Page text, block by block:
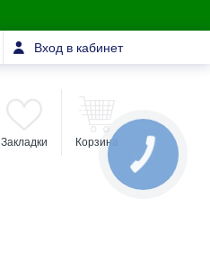
Вход в кабинет
Закладки Корзина
КНОПКА
ЗВ'ЯЗКУ